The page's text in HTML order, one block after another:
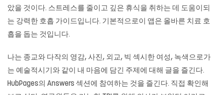
았을 것이다. 스트레스를 줄이고 깊은 휴식을 취하는 데 도움이되
는 강력한 호흡 가이드입니다. 기본적으로이 앱은 올바른 치료 호
흡을 돕는 것입니다.
나는 종교와 다작의 영감, 사진, 외교, 빅 섹시한 여성, 녹색으로가
는 예술적시기와 같이 내 마음에 담긴 주제에 대해 글을 즐긴다.
HubPages의 Answers 섹션에 참여하는 것을 즐긴다. 직접 확인해